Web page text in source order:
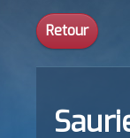
Retour